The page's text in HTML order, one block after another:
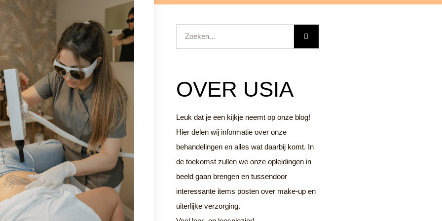
OVER USIA
Leuk dat je een kijkje neemt op onze blog!
Hier delen wij informatie over onze
behandelingen en alles wat daarbij komt. In
de toekomst zullen we onze opleidingen in
beeld gaan brengen en tussendoor
interessante items posten over make-up en
uiterlijke verzorging.